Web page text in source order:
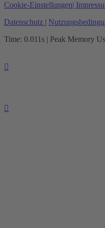
Cookie-Einstellungen|
Datenschutz |
Time: 0.011s | Peak Memory